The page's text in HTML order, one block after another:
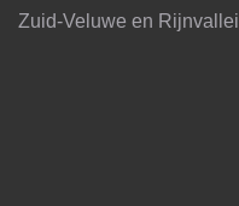
Zuid-Veluwe en Rijnvallei